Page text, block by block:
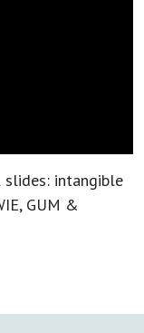
intangible
GUM &